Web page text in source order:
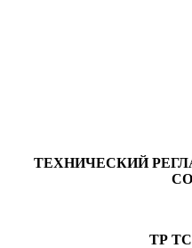
ТЕХНИЧЕСКИЙ
ТР ТС